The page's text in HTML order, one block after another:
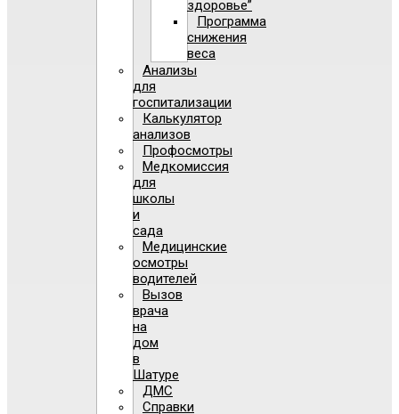
здоровье”
Программа
снижения
веса
Анализы
для
госпитализации
Калькулятор
анализов
Профосмотры
Медкомиссия
для
школы
и
сада
Медицинские
осмотры
водителей
Вызов
врача
на
дом
в
Шатуре
ДМС
Справки